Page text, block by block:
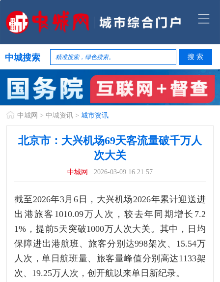
中城搜索
中城网 > 中城资讯 >城市资讯
北京市：大兴机场69天客流量破千万人
次大关
中城网 2026-03-09 16:21:57
截至2026年3月6日，大兴机场2026年累计迎送进
出港旅客1010.09万人次，较去年同期增长7.2
1%，提前5天突破1000万人次大关。其中，日均
保障进出港航班、旅客分别达998架次、15.54万
人次，单日航班量、旅客量峰值分别高达1133架
次、19.25万人次，创开航以来单日新纪录。